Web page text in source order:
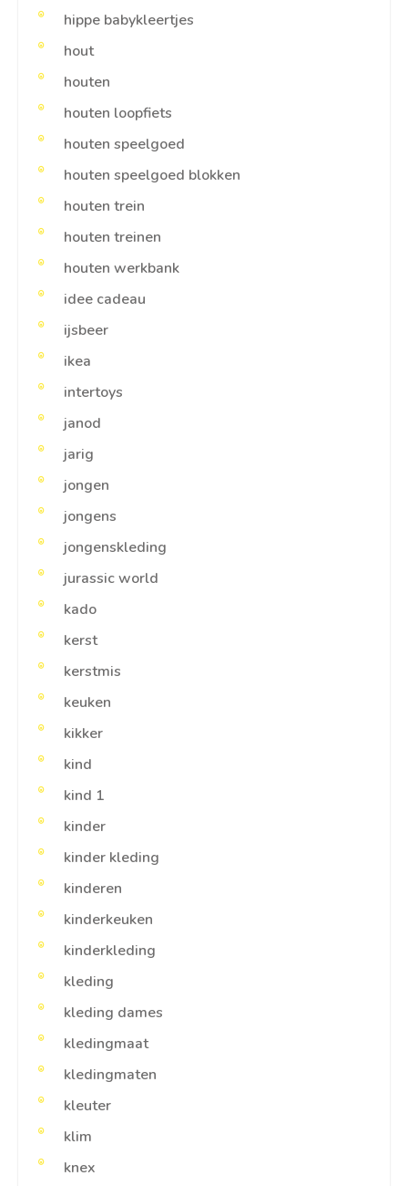
hippe babykleertjes
hout
houten
houten loopfiets
houten speelgoed
houten speelgoed blokken
houten trein
houten treinen
houten werkbank
idee cadeau
ijsbeer
ikea
intertoys
janod
jarig
jongen
jongens
jongenskleding
jurassic world
kado
kerst
kerstmis
keuken
kikker
kind
kind 1
kinder
kinder kleding
kinderen
kinderkeuken
kinderkleding
kleding
kleding dames
kledingmaat
kledingmaten
kleuter
klim
knex